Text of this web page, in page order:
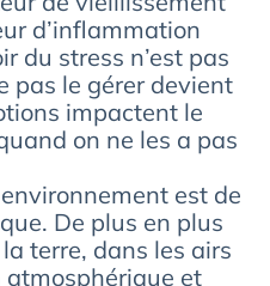
d’inflammation
du stress n’est pas
pas le gérer devient
impactent le
on ne les a pas
est de
De plus en plus
terre, dans les airs
et